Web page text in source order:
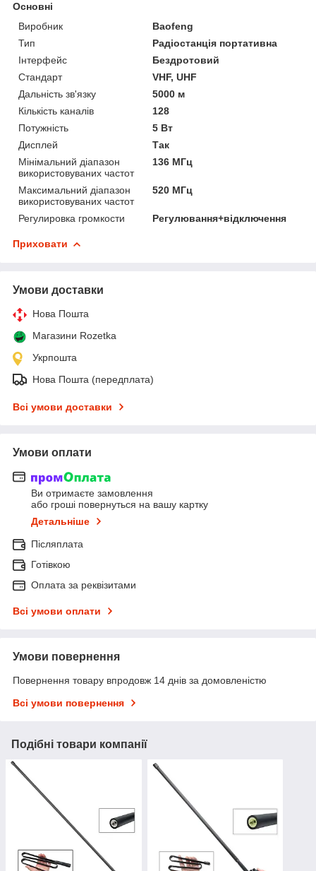
Основні
Виробник
Baofeng
Тип
Радіостанція портативна
Інтерфейс
Бездротовий
Стандарт
VHF, UHF
Дальність зв'язку
5000 м
Кількість каналів
128
Потужність
5 Вт
Дисплей
Так
Мінімальний діапазон
використовуваних частот
136 МГц
Максимальний діапазон
використовуваних частот
520 МГц
Регулировка громкости Регулювання+відключення
Приховати
Умови доставки
Нова Пошта
Магазини Rozetka
Укрпошта
Нова Пошта (передплата)
Всі умови доставки
Умови оплати
Ви отримаєте замовлення
або гроші повернуться на вашу картку
Детальніше
Післяплата
Готівкою
Оплата за реквізитами
Всі умови оплати
Умови повернення
Повернення товару впродовж 14 днів за домовленістю
Всі умови повернення
Подібні товари компанії